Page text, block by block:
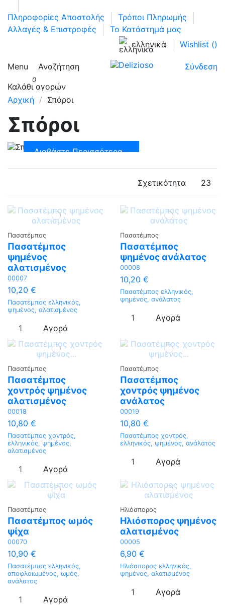
Πληροφορίες Αποστολής
Τρόποι Πληρωμής
Αλλαγές & Επιστροφές
Το Κατάστημά μας
ελληνικά
Wishlist ()
Menu Αναζήτηση Σύνδεση
0
Καλάθι αγορών
Αρχική
Σπόροι
Σπόροι
Διαβάστε Περισσότερα...
Σχετικότητα 23
Πασατέμπος
Πασατέμπος
ψημένος
αλατισμένος
00007
10,20 €
Πασατέμπος ελληνικός,
ψημένος, αλατισμένος
Αγορά
Πασατέμπος
Πασατέμπος
ψημένος ανάλατος
00008
10,20 €
Πασατέμπος ελληνικός,
ψημένος, ανάλατος
Αγορά
Πασατέμπος
Πασατέμπος
χοντρός ψημένος
αλατισμένος
00018
10,80 €
Πασατέμπος χοντρός,
ελληνικός, ψημένος,
αλατισμένος
Αγορά
Πασατέμπος
Πασατέμπος
χοντρός ψημένος
ανάλατος
00019
10,80 €
Πασατέμπος χοντρός,
ελληνικός, ψημένος, ανάλατος
Αγορά
Πασατέμπος
Πασατέμπος ωμός
ψίχα
00070
10,90 €
Πασατέμπος ελληνικός,
αποφλοιωμένος, ωμός,
ανάλατος
Αγορά
Ηλιόσπορος
Ηλιόσπορος ψημένος
αλατισμένος
00005
6,90 €
Ηλιόσπορος ελληνικός,
ψημένος, αλατισμένος
Αγορά